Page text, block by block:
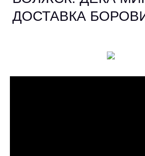
ДОСТАВКА